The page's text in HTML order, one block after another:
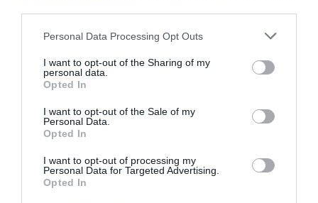
Personal Data Processing Opt Outs
I want to opt-out of the Sharing of my
personal data.
Opted In
I want to opt-out of the Sale of my
Personal Data.
Opted In
I want to opt-out of processing my
Personal Data for Targeted Advertising.
Opted In
Appel aux lecteurs !
Soutenez Air Journal participez
à son